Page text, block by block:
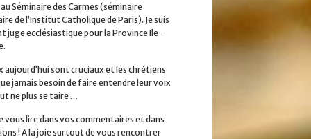
Séminaire des Carmes (séminaire
de l’Institut Catholique de Paris). Je suis
juge ecclésiastique pour la Province Ile-
aujourd’hui sont cruciaux et les chrétiens
jamais besoin de faire entendre leur voix
ne plus se taire …
vous lire dans vos commentaires et dans
! A la joie surtout de vous rencontrer